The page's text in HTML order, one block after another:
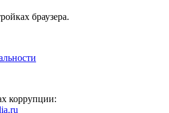
браузера.
коррупции: